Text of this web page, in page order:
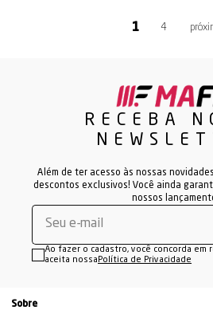
4
RECEBA
Além de ter acesso às nossas
descontos exclusivos! Você ainda
nossos
Ao fazer o cadastro, você concorda em
aceita nossa Política de Privacidade
Sobre